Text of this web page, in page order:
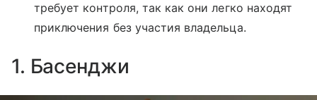
требует контроля, так как они легко находят
приключения без участия владельца.
1. Басенджи